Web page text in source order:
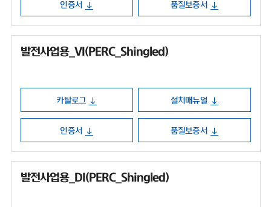
인증서 품질보증서
발전사업용_VI(PERC_Shingled)
카탈로그 설치매뉴얼
인증서 품질보증서
발전사업용_DI(PERC_Shingled)